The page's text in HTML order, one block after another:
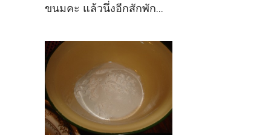
ขนมคะ แล้วนึ่งอีกสักพัก...